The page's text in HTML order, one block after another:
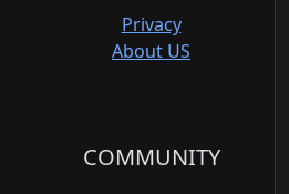
Privacy
About US
COMMUNITY